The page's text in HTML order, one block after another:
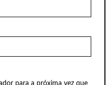
para a próxima vez que